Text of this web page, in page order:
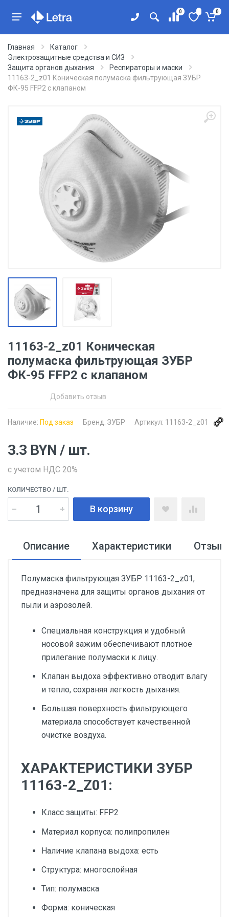
0 0
Главная
Каталог
Электрозащитные средства и СИЗ
Защита органов дыхания
Респираторы и маски
11163-2_z01 Коническая полумаска фильтрующая ЗУБР
ФК-95 FFP2 с клапаном
11163-2_z01 Коническая
полумаска фильтрующая ЗУБР
ФК-95 FFP2 с клапаном
Добавить отзыв
Наличие: Под заказ Бренд: ЗУБР Артикул: 11163-2_z01
3.3 BYN / шт.
с учетом НДС 20%
КОЛИЧЕСТВО / ШТ.
В корзину
Описание Характеристики
Полумаска фильтрующая ЗУБР 11163-2_z01,
предназначена для защиты органов дыхания от
пыли и аэрозолей.
Специальная конструкция и удобный
носовой зажим обеспечивают плотное
прилегание полумаски к лицу.
Клапан выдоха эффективно отводит влагу
и тепло, сохраняя легкость дыхания.
Большая поверхность фильтрующего
материала способствует качественной
очистке воздуха.
ХАРАКТЕРИСТИКИ ЗУБР
11163-2_Z01:
Класс защиты: FFP2
Материал корпуса: полипропилен
Наличие клапана выдоха: есть
Структура: многослойная
Тип: полумаска
Форма: коническая